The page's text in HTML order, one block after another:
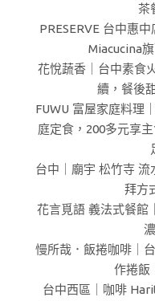
茶
PRESERVE 台中惠
Miacucina
花悅蔬香｜台中素食
續，餐後
FUWU 富屋家庭料理
庭定食，200多元享
台中｜廟宇 松竹寺
拜方
花言覓語 義法式餐館
慢所哉．飯捲咖啡｜
作捲飯
台中西區｜咖啡